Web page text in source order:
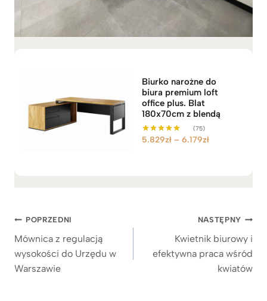
Biurko narożne do
biura premium loft
office plus. Blat
180x70cm z blendą
Oceniono
(75)
5.829zł – 6.179złZ
c
n
:
Nawigacja
wpisu
POPRZEDNI
Mównica z regulacją
wysokości do Urzędu w
Warszawie
NASTĘPNY
Kwietnik biurowy i
efektywna praca wśród
kwiatów